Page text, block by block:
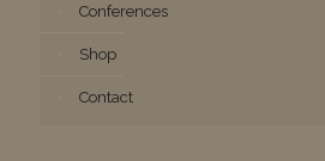
Conferences
Shop
Contact